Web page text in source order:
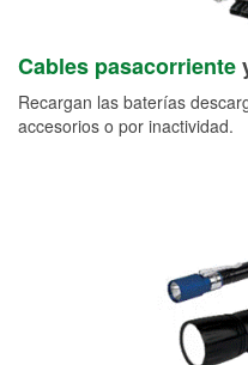
Cables pasacorriente
Recargan las baterías
accesorios o por inactividad.